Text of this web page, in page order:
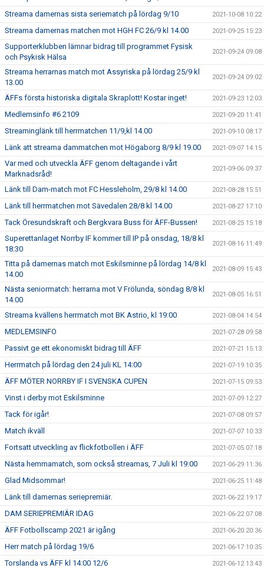
Streama damernas sista seriematch på lördag 9/10 2021-10-08 10:22
Streama damernas matchen mot HGH FC 26/9 kl 14.00 2021-09-25 15:23
Supporterklubben lämnar bidrag till programmet Fysisk
och Psykisk Hälsa
2021-09-24 09:08
Streama herrarnas match mot Assyriska på lördag 25/9 kl
13.00
2021-09-24 09:02
ÄFFs första historiska digitala Skraplott! Kostar inget! 2021-09-23 12:03
Medlemsinfo #6 2109 2021-09-20 11:41
Streaminglänk till herrmatchen 11/9,kl 14.00 2021-09-10 08:17
Länk att streama dammatchen mot Högaborg 8/9 kl 19.00 2021-09-07 14:15
Var med och utveckla ÄFF genom deltagande i vårt
Marknadsråd!
2021-09-06 09:37
Länk till Dam-match mot FC Hessleholm, 29/8 kl 14.00 2021-08-28 15:51
Länk till herrmatchen mot Sävedalen 28/8 kl 14.00 2021-08-27 17:10
Tack Öresundskraft och Bergkvara Buss för ÄFF-Bussen! 2021-08-25 15:18
Superettanlaget Norrby IF kommer till IP på onsdag, 18/8 kl
18:30
2021-08-16 11:49
Titta på damernas match mot Eskilsminne på lördag 14/8 kl
14.00
2021-08-09 15:43
Nästa seniormatch: herrarna mot V Frölunda, söndag 8/8 kl
14.00
2021-08-05 16:51
Streama kvällens herrmatch mot BK Astrio, kl 19:00 2021-08-04 14:54
MEDLEMSINFO 2021-07-28 09:58
Passivt ge ett ekonomiskt bidrag till ÄFF 2021-07-21 15:13
Herrmatch på lördag den 24 juli KL 14:00 2021-07-19 10:35
ÄFF MÖTER NORRBY IF I SVENSKA CUPEN 2021-07-15 09:53
Vinst i derby mot Eskilsminne 2021-07-09 12:27
Tack för igår! 2021-07-08 09:57
Match ikväll 2021-07-07 10:33
Fortsatt utveckling av flickfotbollen i ÄFF 2021-07-05 07:18
Nästa hemmamatch, som också streamas, 7 Juli kl 19:00 2021-06-29 11:36
Glad Midsommar! 2021-06-25 11:48
Länk till damernas seriepremiär. 2021-06-22 19:17
DAM SERIEPREMIÄR IDAG 2021-06-22 07:08
ÄFF Fotbollscamp 2021 är igång 2021-06-20 20:36
Herr match på lördag 19/6 2021-06-17 10:35
Torslanda vs ÄFF kl 14:00 12/6 2021-06-12 13:43